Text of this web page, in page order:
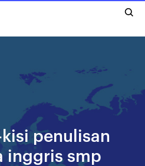
penulisan
inggris smp